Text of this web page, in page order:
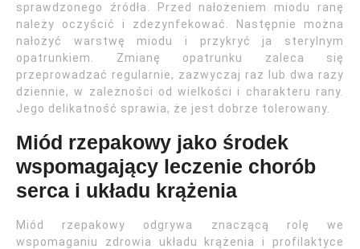
sprawdzonego źródła. Przed nałożeniem miodu ranę
należy oczyścić i zdezynfekować. Następnie można
nałożyć warstwę miodu i przykryć ja sterylnym
opatrunkiem. Zmianę opatrunku zaleca się
przeprowadzać regularnie, zazwyczaj raz lub dwa razy
dziennie, w zależności od wielkości i charakteru rany.
Jego delikatność sprawia, że jest dobrze tolerowany.
Miód rzepakowy jako środek
wspomagający leczenie chorób
serca i układu krążenia
Miód rzepakowy odgrywa znaczącą rolę we
wspomaganiu zdrowia układu krążenia i profilaktyce